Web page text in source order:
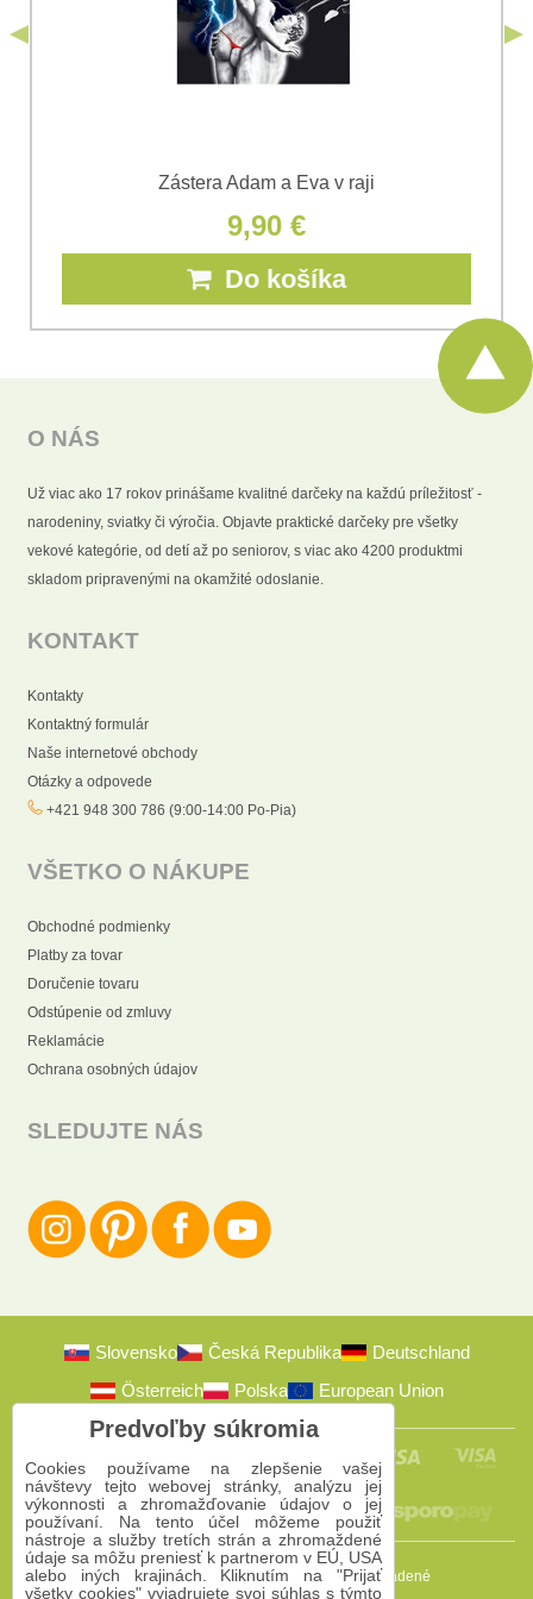
Zástera Adam a Eva v raji
9,90 €
Do košíka
O NÁS
Už viac ako 17 rokov prinášame kvalitné darčeky na každú príležitosť -
narodeniny, sviatky či výročia. Objavte praktické darčeky pre všetky
vekové kategórie, od detí až po seniorov, s viac ako 4200 produktmi
skladom pripravenými na okamžité odoslanie.
KONTAKT
Kontakty
Kontaktný formulár
Naše internetové obchody
Otázky a odpovede
+421 948 300 786 (9:00-14:00 Po-Pia)
VŠETKO O NÁKUPE
Obchodné podmienky
Platby za tovar
Doručenie tovaru
Odstúpenie od zmluvy
Reklamácie
Ochrana osobných údajov
SLEDUJTE NÁS
Slovensko Česká Republika
Deutschland
Österreich
Polska European Union
2009-2026 © Bomba s.r.o.Všetky práva vyhradené
Predvoľby súkromia
Cookies používame na zlepšenie vašej
návštevy tejto webovej stránky, analýzu jej
výkonnosti a zhromažďovanie údajov o jej
používaní. Na tento účel môžeme použiť
nástroje a služby tretích strán a zhromaždené
údaje sa môžu preniesť k partnerom v EÚ, USA
alebo iných krajinách. Kliknutím na "Prijať
všetky cookies" vyjadrujete svoj súhlas s týmto